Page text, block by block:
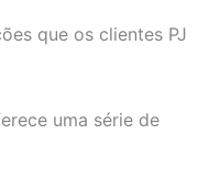
que os clientes PJ
uma série de